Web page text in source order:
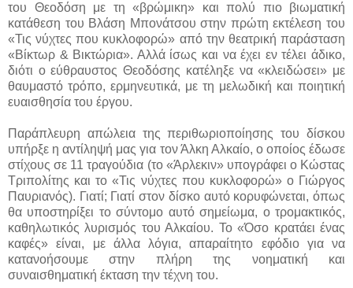
του Θεοδόση με τη «βρώμικη» και πολύ πιο βιωματική
κατάθεση του Βλάση Μπονάτσου στην πρώτη εκτέλεση του
«Τις νύχτες που κυκλοφορώ» από την θεατρική παράσταση
«Βίκτωρ & Βικτώρια». Αλλά ίσως και να έχει εν τέλει άδικο,
διότι ο εύθραυστος Θεοδόσης κατέληξε να «κλειδώσει» με
θαυμαστό τρόπο, ερμηνευτικά, με τη μελωδική και ποιητική
ευαισθησία του έργου.
Παράπλευρη απώλεια της περιθωριοποίησης του δίσκου
υπήρξε η αντίληψή μας για τον Άλκη Αλκαίο, ο οποίος έδωσε
στίχους σε 11 τραγούδια (το «Άρλεκιν» υπογράφει ο Κώστας
Τριπολίτης και το «Τις νύχτες που κυκλοφορώ» ο Γιώργος
Παυριανός). Γιατί; Γιατί στον δίσκο αυτό κορυφώνεται, όπως
θα υποστηρίξει το σύντομο αυτό σημείωμα, ο τρομακτικός,
καθηλωτικός λυρισμός του Αλκαίου. Το «Όσο κρατάει ένας
καφές» είναι, με άλλα λόγια, απαραίτητο εφόδιο για να
κατανοήσουμε στην πλήρη της νοηματική και
συναισθηματική έκταση την τέχνη του.